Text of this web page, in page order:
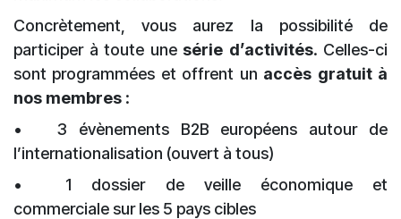
Concrètement, vous aurez la possibilité de
participer à toute une série d’activités. Celles-ci
sont programmées et offrent un accès gratuit à
nos membres :
•
3 évènements B2B européens autour de
l’internationalisation (ouvert à tous)
•
1 dossier de veille économique et
commerciale sur les 5 pays cibles